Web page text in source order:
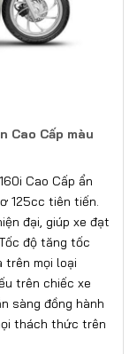
Cao Cấp màu
Cao Cấp ẩn
125cc tiên tiến.
đại, giúp xe đạt
độ tăng tốc
trên mọi loại
trên chiếc xe
sàng đồng hành
thách thức trên